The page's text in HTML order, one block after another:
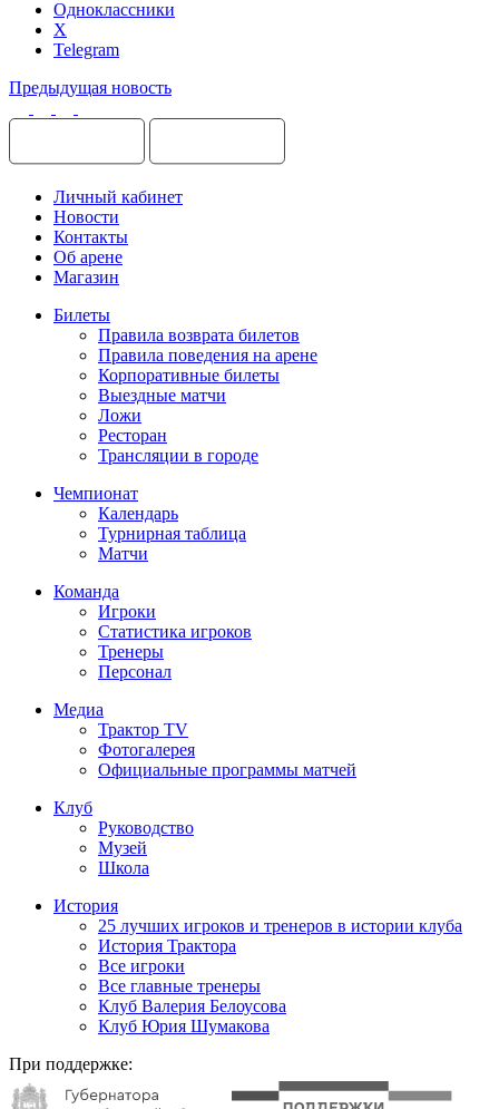
Одноклассники
X
Telegram
Предыдущая новость
Личный кабинет
Новости
Контакты
Об арене
Магазин
Билеты
Правила возврата билетов
Правила поведения на арене
Корпоративные билеты
Выездные матчи
Ложи
Ресторан
Трансляции в городе
Чемпионат
Календарь
Турнирная таблица
Матчи
Команда
Игроки
Статистика игроков
Тренеры
Персонал
Медиа
Трактор TV
Фотогалерея
Официальные программы матчей
Клуб
Руководство
Музей
Школа
История
25 лучших игроков и тренеров в истории клуба
История Трактора
Все игроки
Все главные тренеры
Клуб Валерия Белоусова
Клуб Юрия Шумакова
При поддержке: